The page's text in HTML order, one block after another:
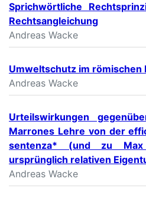
Sprichwörtliche
Rechtsangleichung
Andreas Wacke
Umweltschutz im römischen
Andreas Wacke
Urteilswirkungen
Marrones Lehre von der
sentenza* (und zu
ursprünglich relativen
Andreas Wacke